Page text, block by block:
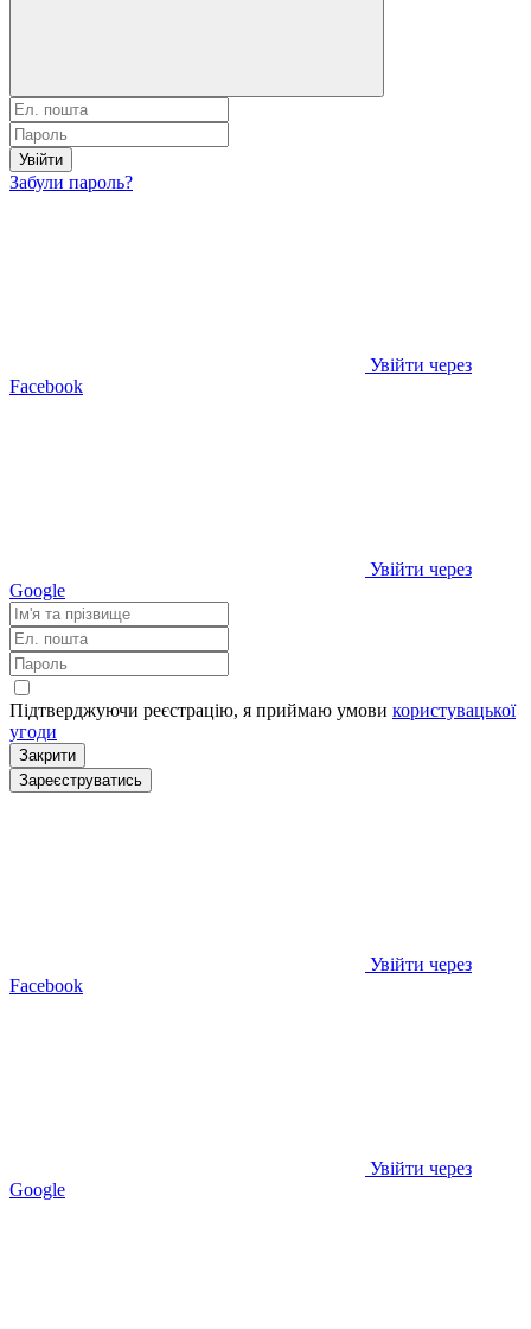
Увійти
Забули пароль?
Увійти через
Facebook
Увійти через
Google
Підтверджуючи реєстрацію, я приймаю умови користувацької
угоди
Закрити
Зареєструватись
Увійти через
Facebook
Увійти через
Google